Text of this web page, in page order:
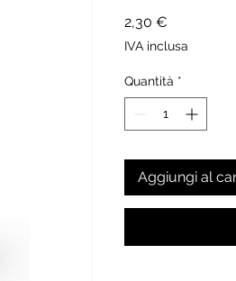
2,30 €
IVA inclusa
Quantità *
Aggiungi al